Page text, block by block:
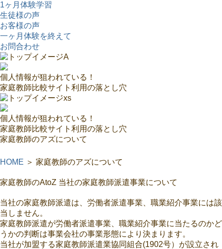
1ヶ月体験学習
生徒様の声
お客様の声
一ヶ月体験を終えて
お問合わせ
個人情報が狙われている！
家庭教師比較サイト利用の落とし穴
個人情報が狙われている！
家庭教師比較サイト利用の落とし穴
家庭教師のアズについて
HOME ＞ 家庭教師のアズについて
家庭教師のAtoZ 当社の家庭教師派遣事業について
当社の家庭教師派遣は、労働者派遣事業、職業紹介事業には該
当しません。
家庭教師派遣が労働者派遣事業、職業紹介事業に当たるのかど
うかの判断は事業会社の事業形態により決まります。
当社が加盟する家庭教師派遣業協同組合(1902号）が設立され